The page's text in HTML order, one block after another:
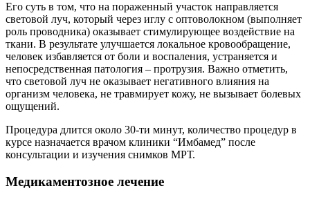
Его суть в том, что на пораженный участок направляется
световой луч, который через иглу с оптоволокном (выполняет
роль проводника) оказывает стимулирующее воздействие на
ткани. В результате улучшается локальное кровообращение,
человек избавляется от боли и воспаления, устраняется и
непосредственная патология – протрузия. Важно отметить,
что световой луч не оказывает негативного влияния на
организм человека, не травмирует кожу, не вызывает болевых
ощущений.
Процедура длится около 30-ти минут, количество процедур в
курсе назначается врачом клиники “Имбамед” после
консультации и изучения снимков МРТ.
Медикаментозное лечение